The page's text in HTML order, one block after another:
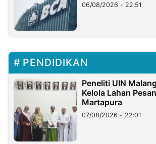
06/08/2026 - 22:51
PENDIDIKAN
Peneliti UIN
Kelola Lahan
Martapura
07/08/2026 - 22:01